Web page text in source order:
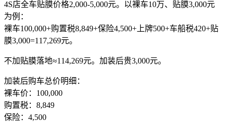
4S店全车贴膜价格2,000-5,000元。以裸车10万、贴膜3,000元
为例：
裸车100,000+购置税8,849+保险4,500+上牌500+车船税420+贴
膜3,000=117,269元。
不加贴膜落地≈114,269元。加装后贵3,000元。
加装后购车总价明细：
裸车价：100,000
购置税：8,849
保险：4,500